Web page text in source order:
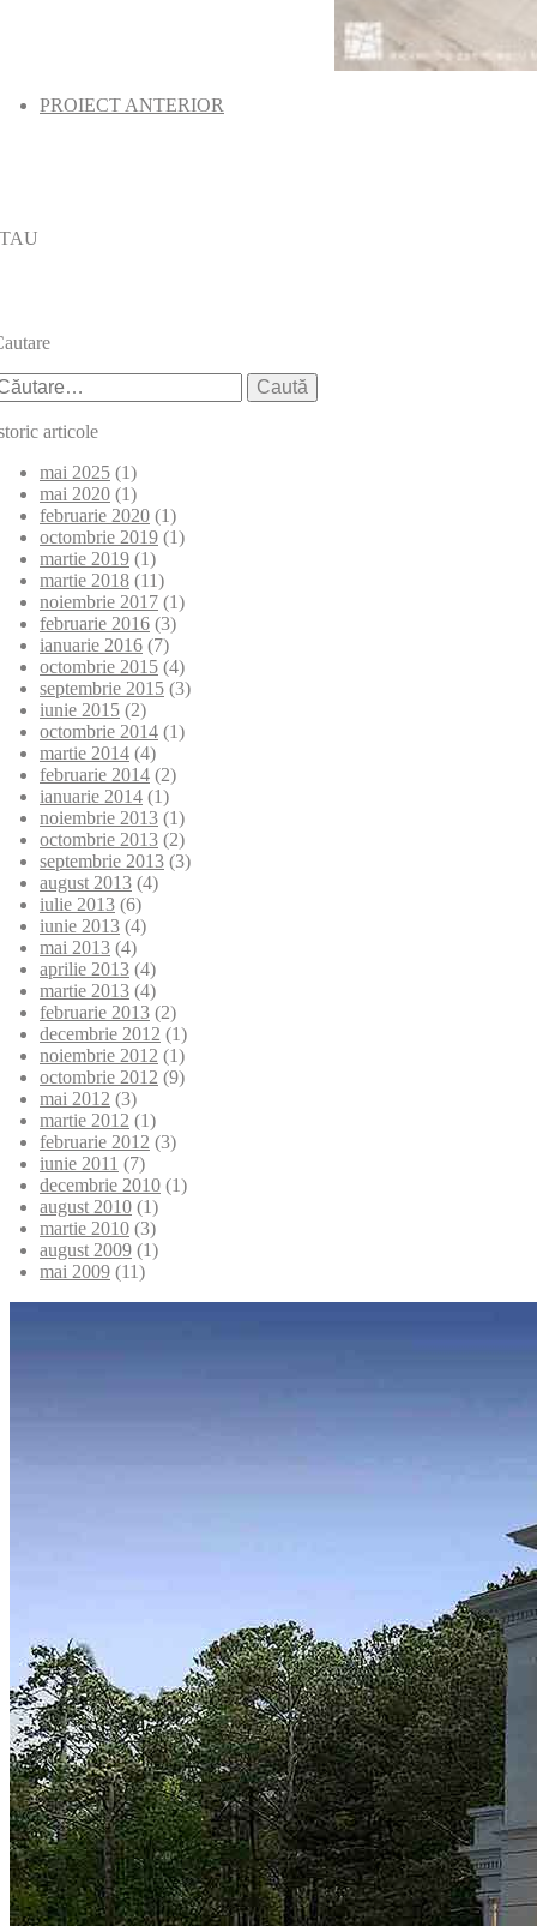
PROIECT ANTERIOR
articole
mai 2025 (1)
mai 2020 (1)
februarie 2020 (1)
octombrie 2019 (1)
martie 2019 (1)
martie 2018 (11)
noiembrie 2017 (1)
februarie 2016 (3)
ianuarie 2016 (7)
octombrie 2015 (4)
septembrie 2015 (3)
iunie 2015 (2)
octombrie 2014 (1)
martie 2014 (4)
februarie 2014 (2)
ianuarie 2014 (1)
noiembrie 2013 (1)
octombrie 2013 (2)
septembrie 2013 (3)
august 2013 (4)
iulie 2013 (6)
iunie 2013 (4)
mai 2013 (4)
aprilie 2013 (4)
martie 2013 (4)
februarie 2013 (2)
decembrie 2012 (1)
noiembrie 2012 (1)
octombrie 2012 (9)
mai 2012 (3)
martie 2012 (1)
februarie 2012 (3)
iunie 2011 (7)
decembrie 2010 (1)
august 2010 (1)
martie 2010 (3)
august 2009 (1)
mai 2009 (11)